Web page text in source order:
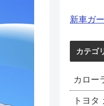
新車ガ
カテゴ
カロー
トヨタ